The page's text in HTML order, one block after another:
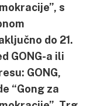
s
do 21.
GONG-a ili
GONG,
“Gong za